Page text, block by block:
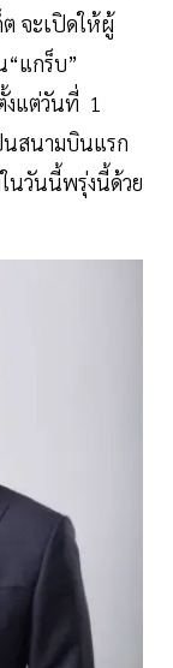
จะเปิดให้ผู้
“แกร็บ”
งแต่วันที่ 1
นสนามบินแรก
นวันนี้พรุ่งนี้ด้วย